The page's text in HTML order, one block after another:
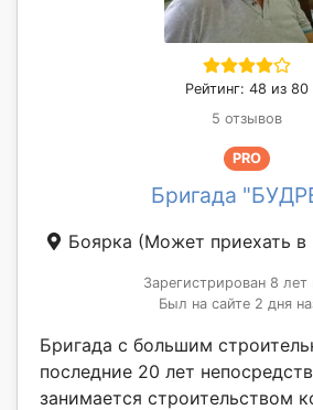
Рейтинг: 48 из 80
5 отзывов
PRO
Бригада
Боярка (Может приехать в
Зарегистрирован 8 лет
Был на сайте 2 дня
Бригада с большим
последние 20 лет
занимается строительством